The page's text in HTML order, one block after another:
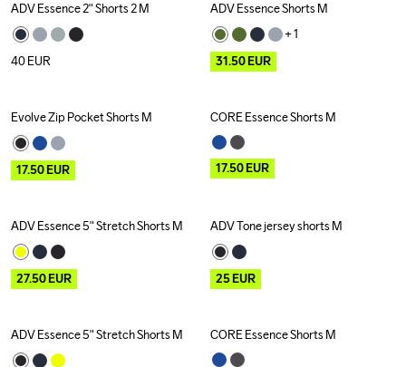
ADV Essence 2" Shorts 2 M
40EUR
Outlet
ADV Essence Shorts M
+ 1
31.50EUR
Outlet
Evolve Zip Pocket Shorts M
17.50EUR
Outlet
CORE Essence Shorts M
17.50EUR
Outlet
ADV Essence 5" Stretch Shorts M
27.50EUR
Outlet
ADV Tone jersey shorts M
25EUR
Outlet
ADV Essence 5" Stretch Shorts M Outlet
CORE Essence Shorts M